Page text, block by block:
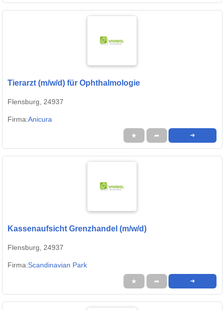
Tierarzt (m/w/d) für Ophthalmologie
Flensburg, 24937
Firma:Anicura
★ ➦ ➜
Kassenaufsicht Grenzhandel (m/w/d)
Flensburg, 24937
Firma:Scandinavian Park
★ ➦ ➜